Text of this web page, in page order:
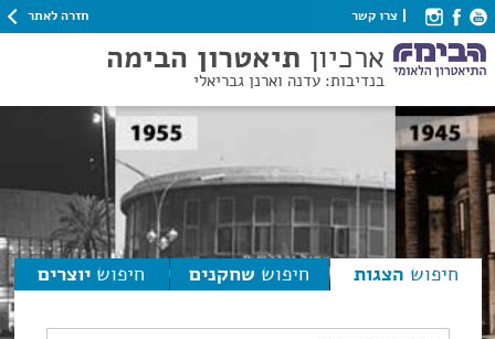
צרו קשר חזרה לאתר
ארכיון תיאטרון הבימה
בנדיבות: עדנה וארנן גבריאלי
חיפוש הצגות חיפוש שחקנים חיפוש יוצרים